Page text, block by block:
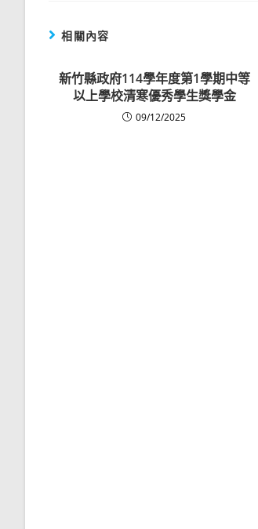
相關內容
新竹縣政府114學年度第1學期中等
以上學校清寒優秀學生獎學金
09/12/2025